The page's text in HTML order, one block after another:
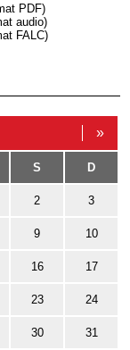
PDF)
audio)
FALC)
»
S D
2 3
9 10
16 17
23 24
30 31